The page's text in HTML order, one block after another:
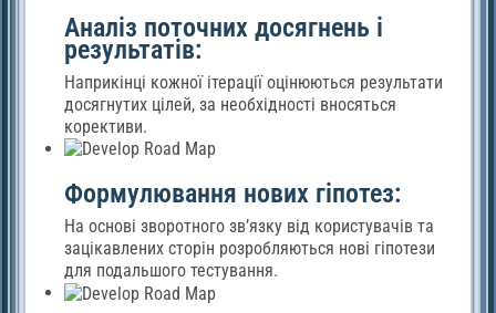
Аналіз поточних досягнень і
результатів:
Наприкінці кожної ітерації оцінюються результати
досягнутих цілей, за необхідності вносяться
корективи.
Формулювання нових гіпотез:
На основі зворотного зв’язку від користувачів та
зацікавлених сторін розробляються нові гіпотези
для подальшого тестування.